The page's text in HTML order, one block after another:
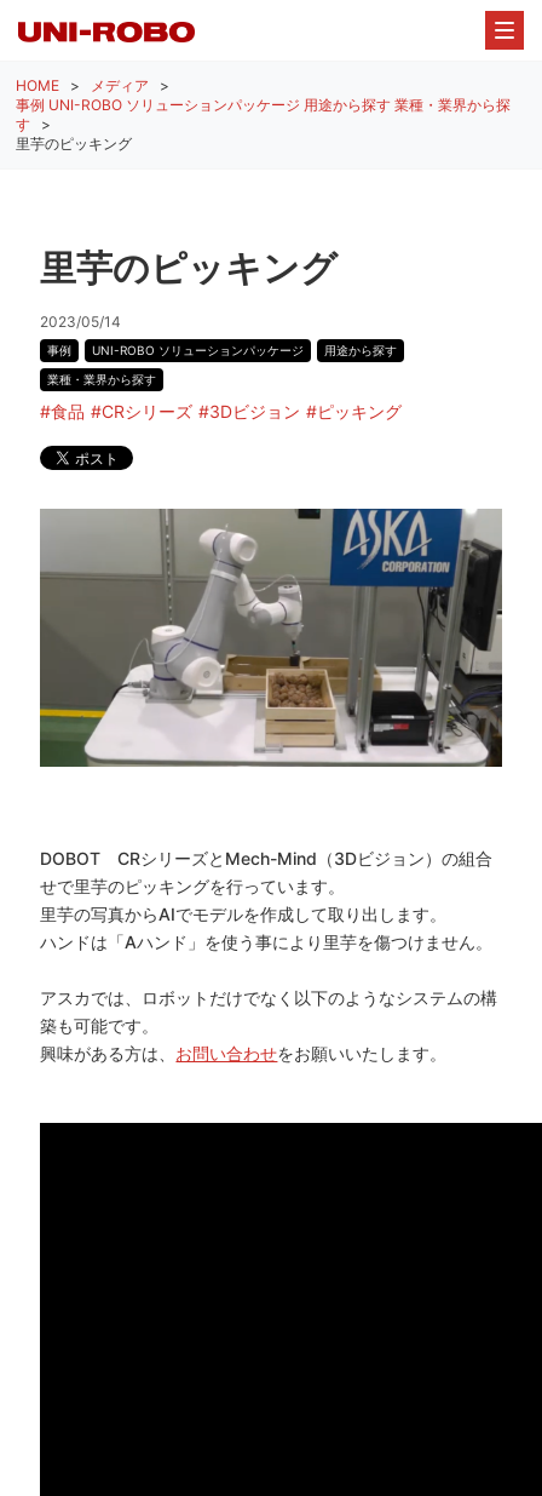
HOME
メディア
事例 UNI-ROBO ソリューションパッケージ 用途から探す 業種・業界から探
す
里芋のピッキング
里芋のピッキング
2023/05/14
事例 UNI-ROBO ソリューションパッケージ
用途から探す
業種・業界から探す
#食品 #CRシリーズ #3Dビジョン #ピッキング
DOBOT CRシリーズとMech-Mind（3Dビジョン）の組合
せで里芋のピッキングを行っています。
里芋の写真からAIでモデルを作成して取り出します。
ハンドは「Aハンド」を使う事により里芋を傷つけません。
アスカでは、ロボットだけでなく以下のようなシステムの構
築も可能です。
興味がある方は、 お問い合わせをお願いいたします。